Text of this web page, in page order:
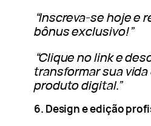
“Inscreva-se hoje e
bônus exclusivo!”
“Clique no link e
transformar sua
produto digital.”
6. Design e edição